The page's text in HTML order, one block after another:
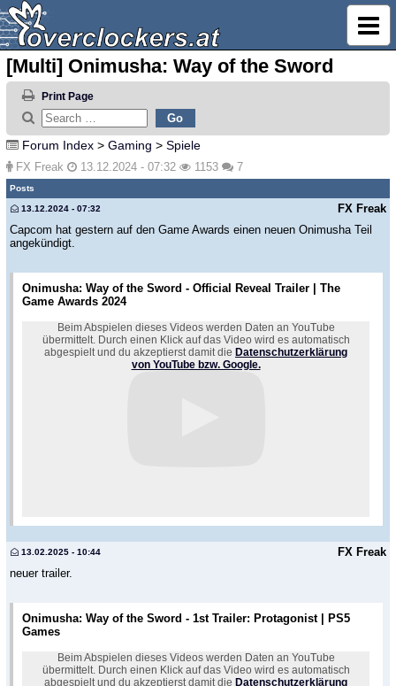
[Multi] Onimusha: Way of the Sword
Print Page
Forum Index > Gaming > Spiele
FX Freak 13.12.2024 - 07:32 1153 7
Posts
FX Freak
13.12.2024 - 07:32
Capcom hat gestern auf den Game Awards einen neuen Onimusha Teil
angekündigt.
Onimusha: Way of the Sword - Official Reveal Trailer | The
Game Awards 2024
Beim Abspielen dieses Videos werden Daten an YouTube
übermittelt. Durch einen Klick auf das Video wird es automatisch
abgespielt und du akzeptierst damit die Datenschutzerklärung
von YouTube bzw. Google.
FX Freak
13.02.2025 - 10:44
neuer trailer.
Onimusha: Way of the Sword - 1st Trailer: Protagonist | PS5
Games
Beim Abspielen dieses Videos werden Daten an YouTube
übermittelt. Durch einen Klick auf das Video wird es automatisch
abgespielt und du akzeptierst damit die Datenschutzerklärung